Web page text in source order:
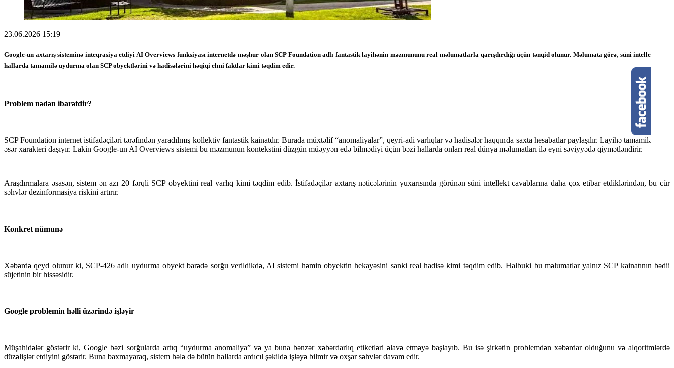
23.06.2026 15:19
Google-un axtarış sisteminə inteqrasiya etdiyi AI Overviews funksiyası internetdə məşhur olan SCP Foundation adlı fantastik layihənin məzmununu real məlumatlarla qarışdırdığı üçün tənqid olunur. Məlumata görə, süni intellekt bəzi
hallarda tamamilə uydurma olan SCP obyektlərini və hadisələrini həqiqi elmi faktlar kimi təqdim edir.
Problem nədən ibarətdir?
SCP Foundation internet istifadəçiləri tərəfindən yaradılmış kollektiv fantastik kainatdır. Burada müxtəlif “anomaliyalar”, qeyri-adi varlıqlar və hadisələr haqqında saxta hesabatlar paylaşılır. Layihə tamamilə bədii
əsər xarakteri daşıyır. Lakin Google-un AI Overviews sistemi bu məzmunun kontekstini düzgün müəyyən edə bilmədiyi üçün bəzi hallarda onları real dünya məlumatları ilə eyni səviyyədə qiymətləndirir.
Araşdırmalara əsasən, sistem ən azı 20 fərqli SCP obyektini real varlıq kimi təqdim edib. İstifadəçilər axtarış nəticələrinin yuxarısında görünən süni intellekt cavablarına daha çox etibar etdiklərindən, bu cür
səhvlər dezinformasiya riskini artırır.
Konkret nümunə
Xəbərdə qeyd olunur ki, SCP-426 adlı uydurma obyekt barədə sorğu verildikdə, AI sistemi həmin obyektin hekayəsini sanki real hadisə kimi təqdim edib. Halbuki bu məlumatlar yalnız SCP kainatının bədii
süjetinin bir hissəsidir.
Google problemin həlli üzərində işləyir
Müşahidələr göstərir ki, Google bəzi sorğularda artıq “uydurma anomaliya” və ya buna bənzər xəbərdarlıq etiketləri əlavə etməyə başlayıb. Bu isə şirkətin problemdən xəbərdar olduğunu və alqoritmlərdə
düzəlişlər etdiyini göstərir. Buna baxmayaraq, sistem hələ də bütün hallarda ardıcıl şəkildə işləyə bilmir və oxşar səhvlər davam edir.